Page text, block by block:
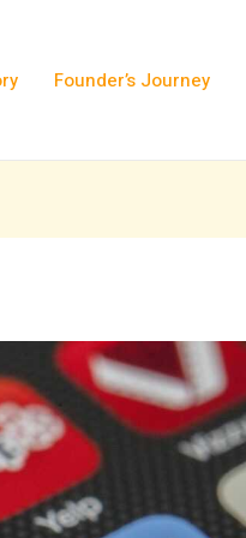
Founder’s Journey